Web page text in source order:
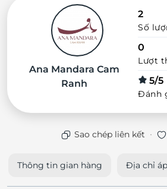
Ana Mandara Cam
Ranh
2
Số
0
Lượt
5/5
Đánh
Sao chép liên kết ·
Thông tin gian hàng Địa chỉ